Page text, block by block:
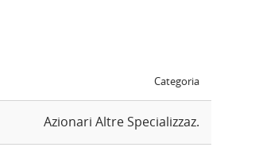
Categoria
Azionari Altre Specializzaz.